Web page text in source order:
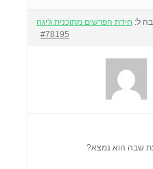
ל: חידת הפרשים מתוכנית ג'יגה
#78195
שבה הוא נמצא?